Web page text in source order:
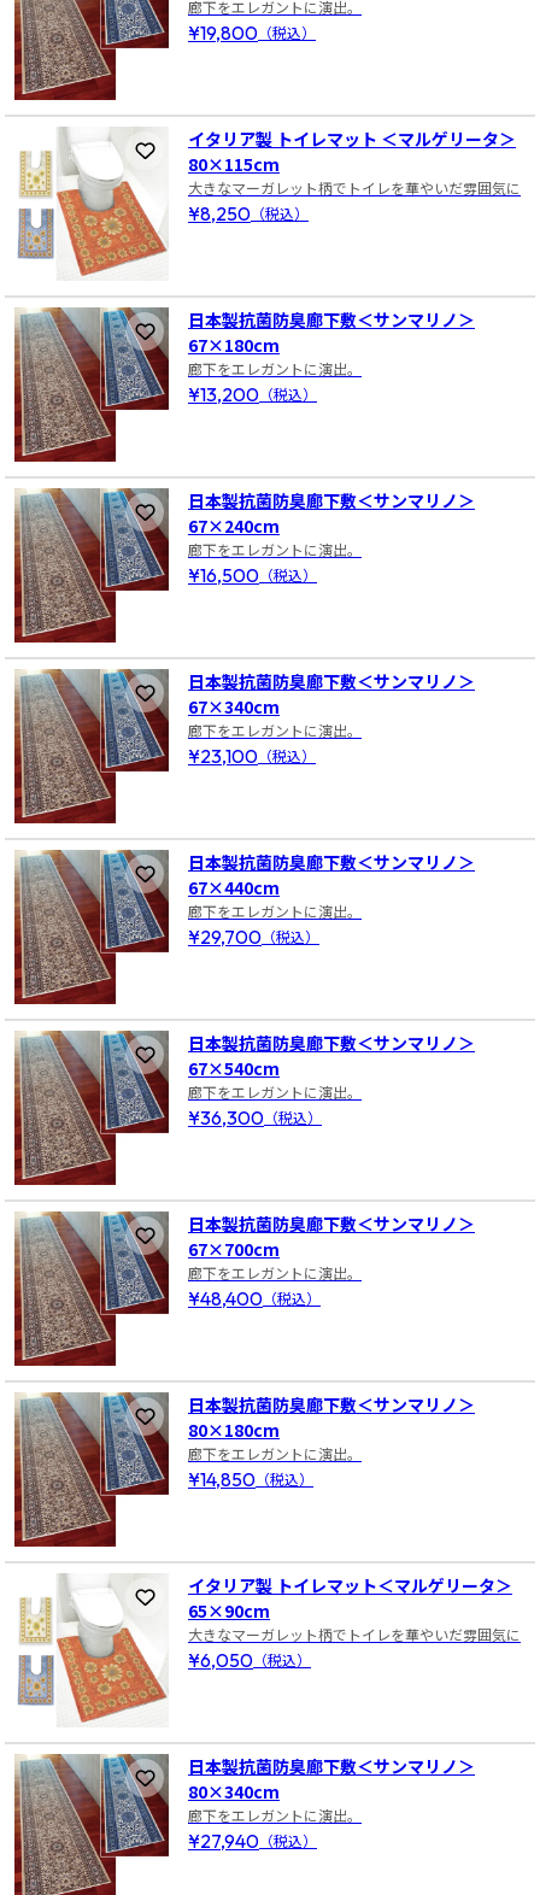
廊下をエレガントに演出。
¥19,800 （税込）
お気に入りに登録
イタリア製 トイレマット ＜マルゲリータ＞
80×115cm
大きなマーガレット柄でトイレを華やいだ雰囲気に
¥8,250 （税込）
お気に入りに登録
日本製抗菌防臭廊下敷＜サンマリノ＞
67×180cm
廊下をエレガントに演出。
¥13,200 （税込）
お気に入りに登録
日本製抗菌防臭廊下敷＜サンマリノ＞
67×240cm
廊下をエレガントに演出。
¥16,500 （税込）
お気に入りに登録
日本製抗菌防臭廊下敷＜サンマリノ＞
67×340cm
廊下をエレガントに演出。
¥23,100 （税込）
お気に入りに登録
日本製抗菌防臭廊下敷＜サンマリノ＞
67×440cm
廊下をエレガントに演出。
¥29,700 （税込）
お気に入りに登録
日本製抗菌防臭廊下敷＜サンマリノ＞
67×540cm
廊下をエレガントに演出。
¥36,300 （税込）
お気に入りに登録
日本製抗菌防臭廊下敷＜サンマリノ＞
67×700cm
廊下をエレガントに演出。
¥48,400 （税込）
お気に入りに登録
日本製抗菌防臭廊下敷＜サンマリノ＞
80×180cm
廊下をエレガントに演出。
¥14,850 （税込）
お気に入りに登録
イタリア製 トイレマット＜マルゲリータ＞
65×90cm
大きなマーガレット柄でトイレを華やいだ雰囲気に
¥6,050 （税込）
お気に入りに登録
日本製抗菌防臭廊下敷＜サンマリノ＞
80×340cm
廊下をエレガントに演出。
¥27,940 （税込）